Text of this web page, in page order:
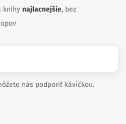
knihy najlacnejšie, bez
nás podporiť kávičkou.